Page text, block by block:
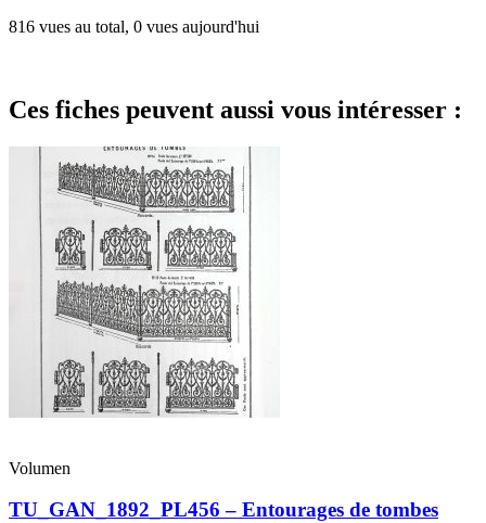
816 vues au total, 0 vues aujourd'hui
Ces fiches peuvent aussi vous intéresser :
Volumen
TU_GAN_1892_PL456 – Entourages de tombes